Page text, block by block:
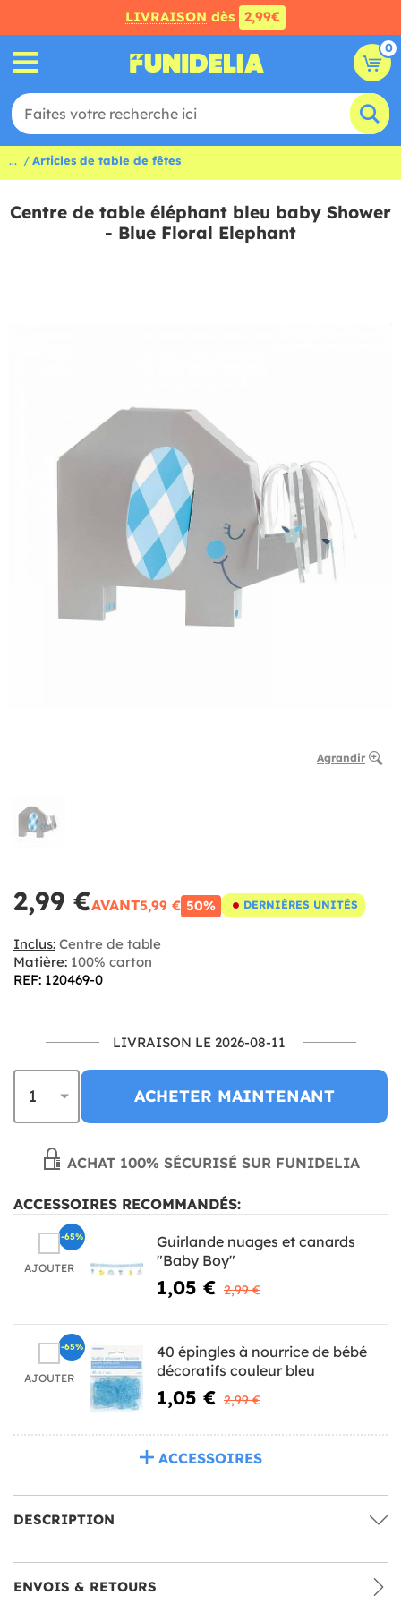
LIVRAISON dès 2,99€
0
... Articles de table de fêtes
Centre de table éléphant bleu baby Shower
- Blue Floral Elephant
Agrandir
2,99 €AVANT5,99 € 50% DERNIÈRES UNITÉS
Inclus: Centre de table
Matière: 100% carton
REF: 120469-0
LIVRAISON LE 2026-08-11
ACHETER MAINTENANT
ACHAT 100% SÉCURISÉ SUR FUNIDELIA
ACCESSOIRES RECOMMANDÉS:
AJOUTER
Guirlande nuages et canards
"Baby Boy"
1,05 € 2,99 €
-65%
AJOUTER
40 épingles à nourrice de bébé
décoratifs couleur bleu
1,05 € 2,99 €
-65%
ACCESSOIRES
DESCRIPTION
ENVOIS & RETOURS